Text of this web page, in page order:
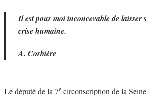
Il est pour moi inconcevable de laisser
crise humaine.
A. Corbière
Le député de la 7ecirconscription de la